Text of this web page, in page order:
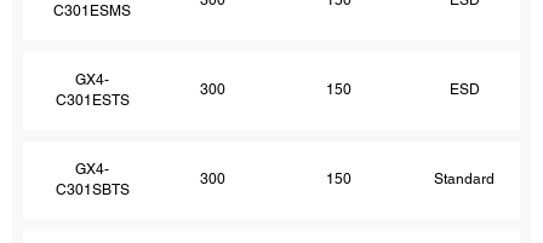
C301ESMS
GX4-
C301ESTS
300 150 ESD
GX4-
C301SBTS
300 150 Standard